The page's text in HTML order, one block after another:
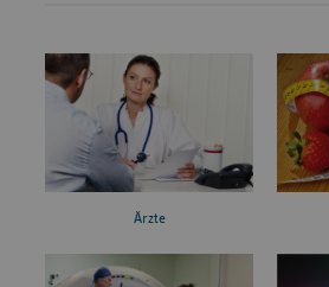
teilen
Ärzte